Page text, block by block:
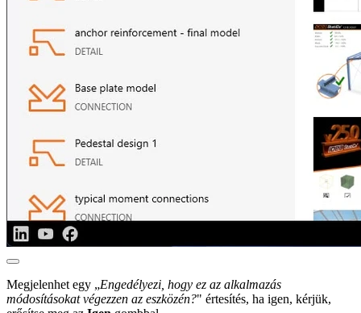
Megjelenhet egy „Engedélyezi, hogy ez az alkalmazás
módosításokat végezzen az eszközén?" értesítés, ha igen, kérjük,